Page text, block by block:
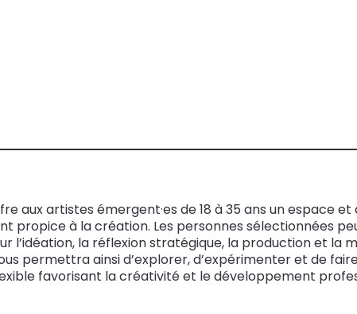
aux artistes émergent·es de 18 à 35 ans un espace
propice à la création. Les personnes sélectionnées
l’idéation, la réflexion stratégique, la production et la
permettra ainsi d’explorer, d’expérimenter et de
favorisant la créativité et le développement